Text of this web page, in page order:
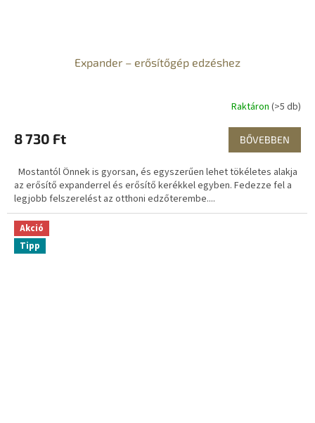
Expander – erősítőgép edzéshez
Raktáron (>5 db)
8 730 Ft BŐVEBBEN
Mostantól Önnek is gyorsan, és egyszerűen lehet tökéletes alakja
az erősítő expanderrel és erősítő kerékkel egyben. Fedezze fel a
legjobb felszerelést az otthoni edzőterembe....
Akció
Tipp